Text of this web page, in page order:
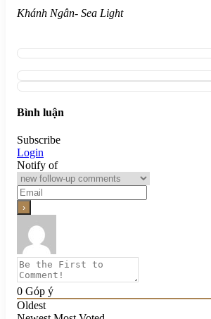
Khánh Ngân- Sea Light
Bình luận
Subscribe
Login
Notify of
0 Góp ý
Oldest